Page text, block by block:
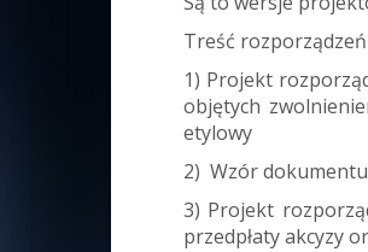
Treść
1) Projekt
objętych
etylowy
2) Wzór
3) Projekt
przedpłaty akcyzy